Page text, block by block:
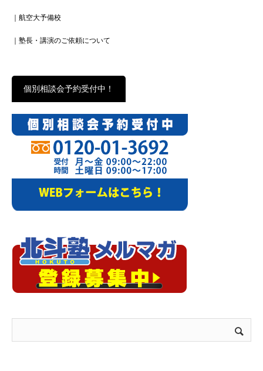
｜航空大予備校
｜塾長・講演のご依頼について
個別相談会予約受付中！